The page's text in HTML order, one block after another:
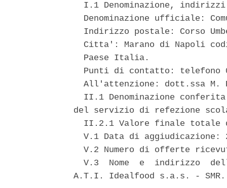
I.1 Denominazione,
Denominazione ufficiale:
Indirizzo postale: Corso
Citta': Marano di Napoli
  Paese Italia.
Punti di contatto:
All'attenzione: dott.ssa M.
II.1 Denominazione
del servizio di refezione
II.2.1 Valore finale
V.1 Data di
V.2 Numero di offerte
V.3  Nome  e  indirizzo
A.T.I. Idealfood s.a.s. -